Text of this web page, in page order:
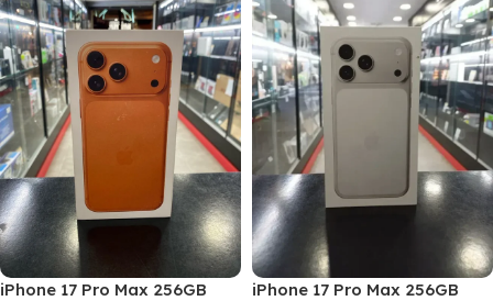
iPhone 17 Pro Max 256GB
iPhone 17 Pro Max 256GB